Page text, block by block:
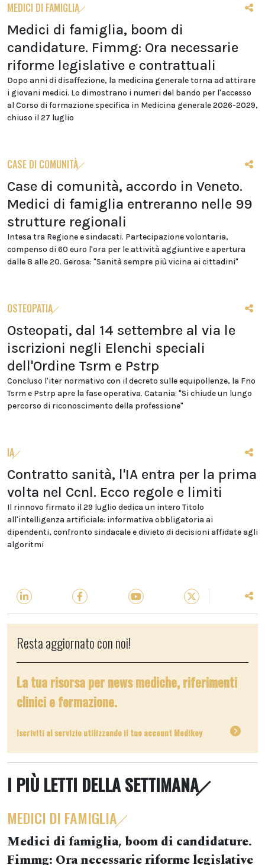
MEDICI DI FAMIGLIA
Medici di famiglia, boom di
candidature. Fimmg: Ora necessarie
riforme legislative e contrattuali
Dopo anni di disaffezione, la medicina generale torna ad attirare
i giovani medici. Lo dimostrano i numeri del bando per l'accesso
al Corso di formazione specifica in Medicina generale 2026-2029,
chiuso il 27 luglio
CASE DI COMUNITÀ
Case di comunità, accordo in Veneto.
Medici di famiglia entreranno nelle 99
strutture regionali
Intesa tra Regione e sindacati. Partecipazione volontaria,
compenso di 60 euro l'ora per le attività aggiuntive e apertura
dalle 8 alle 20. Gerosa: "Sanità sempre più vicina ai cittadini"
OSTEOPATIA
Osteopati, dal 14 settembre al via le
iscrizioni negli Elenchi speciali
dell'Ordine Tsrm e Pstrp
Concluso l'iter normativo con il decreto sulle equipollenze, la Fno
Tsrm e Pstrp apre la fase operativa. Catania: "Si chiude un lungo
percorso di riconoscimento della professione"
IA
Contratto sanità, l'IA entra per la prima
volta nel Ccnl. Ecco regole e limiti
Il rinnovo firmato il 29 luglio dedica un intero Titolo
all'intelligenza artificiale: informativa obbligatoria ai
dipendenti, confronto sindacale e divieto di decisioni affidate agli
algoritmi
Resta aggiornato con noi!
La tua risorsa per news mediche, riferimenti
clinici e formazione.
Iscriviti al servizio utilizzando il tuo account Medikey
I PIÙ LETTI DELLA SETTIMANA
MEDICI DI FAMIGLIA
Medici di famiglia, boom di candidature.
Fimmg: Ora necessarie riforme legislative